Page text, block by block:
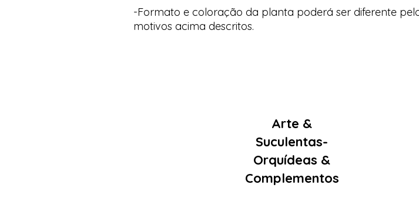
-Formato e coloração da planta poderá ser diferente
motivos acima descritos.
Arte &
Suculentas-
Orquídeas &
Complementos